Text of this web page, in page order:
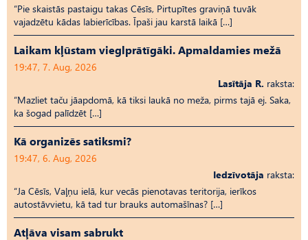
“Pie skaistās pastaigu takas Cēsīs, Pirtupītes graviņā tuvāk
vajadzētu kādas labierīcības. Īpaši jau karstā laikā […]
Laikam kļūstam vieglprātīgāki. Apmaldamies mežā
19:47, 7. Aug, 2026
Lasītāja R. raksta:
“Mazliet taču jāapdomā, kā tiksi laukā no meža, pirms tajā ej. Saka,
ka šogad palīdzēt […]
Kā organizēs satiksmi?
19:47, 6. Aug, 2026
Iedzīvotāja raksta:
“Ja Cēsīs, Vaļņu ielā, kur vecās pienotavas teritorija, ierīkos
autostāvvietu, kā tad tur brauks automašīnas? […]
Atļāva visam sabrukt